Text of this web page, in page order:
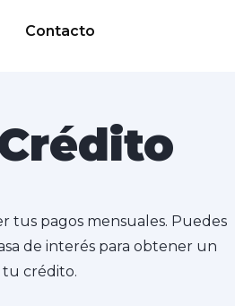
Contacto
tus pagos mensuales. Puedes
de interés para obtener un
tu crédito.